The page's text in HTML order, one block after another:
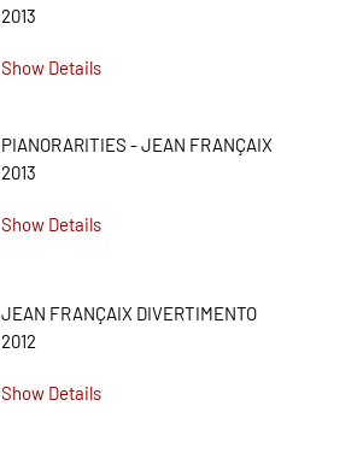
2013
Show Details
PIANORARITIES - JEAN FRANÇAIX
2013
Show Details
JEAN FRANÇAIX DIVERTIMENTO
2012
Show Details